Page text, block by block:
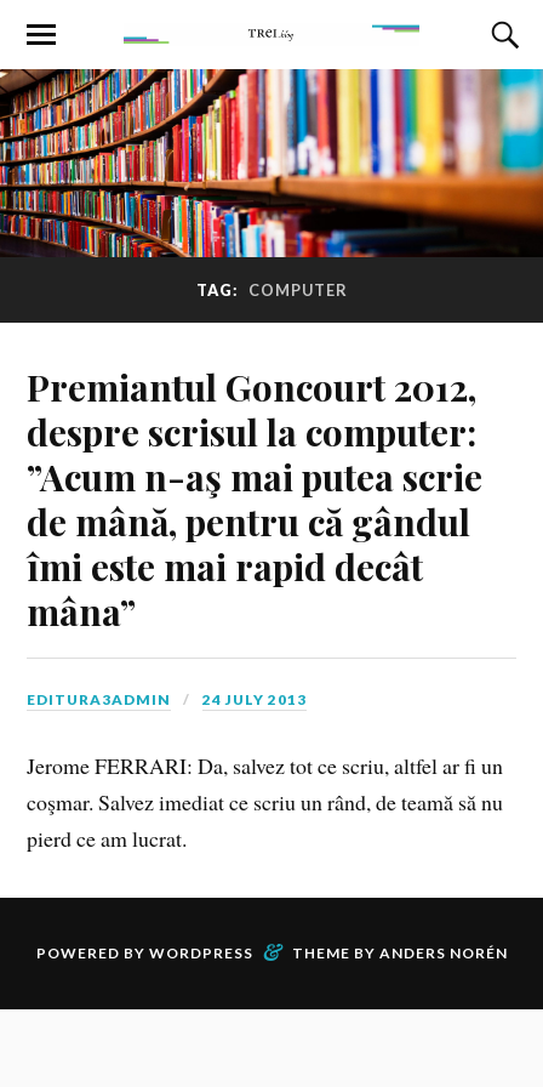
TAG: COMPUTER
Premiantul Goncourt 2012,
despre scrisul la computer:
”Acum n-aş mai putea scrie
de mână, pentru că gândul
îmi este mai rapid decât
mâna”
EDITURA3ADMIN 24 JULY 2013
Jerome FERRARI: Da, salvez tot ce scriu, altfel ar fi un
coşmar. Salvez imediat ce scriu un rând, de teamă să nu
pierd ce am lucrat.
POWERED BY WORDPRESS & THEME BY ANDERS NORÉN